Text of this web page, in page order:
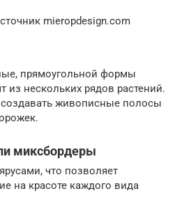
mieropdesign.com
прямоугольной формы
из нескольких рядов растений.
живописные полосы
миксбордеры
что позволяет
на красоте каждого вида